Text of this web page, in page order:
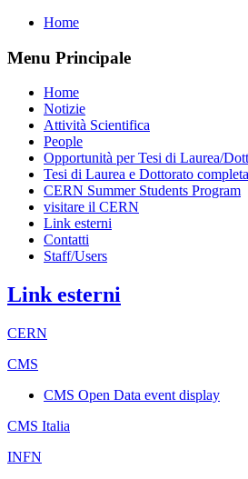
Home
Menu Principale
Home
Notizie
Attività Scientifica
People
Opportunità per Tesi di Laurea/
Tesi di Laurea e Dottorato
CERN Summer Students Program
visitare il CERN
Link esterni
Contatti
Staff/Users
Link esterni
CERN
CMS
CMS Open Data event display
CMS Italia
INFN